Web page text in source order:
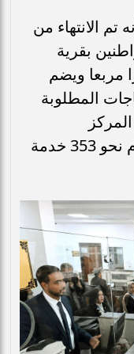
تم الانتهاء من
بقرية
على مساحة 750 مترا مربعا ويضم
المطلوبة
التكنولوجي بقرية "الرياينة" يقدم نحو 353 خدمة